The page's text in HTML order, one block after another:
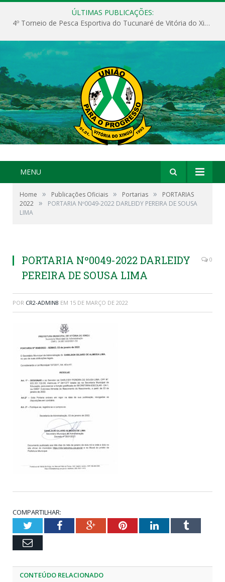
ÚLTIMAS PUBLICAÇÕES:
4º Torneio de Pesca Esportiva do Tucunaré de Vitória do Xingu
MENU
Home » Publicações Oficiais » Portarias »
PORTARIAS
2022 »
PORTARIA Nº0049-2022 DARLEIDY PEREIRA DE SOUSA
LIMA
PORTARIA Nº0049-2022 DARLEIDY
PEREIRA DE SOUSA LIMA
0
POR CR2-ADMIN8 EM 15 DE MARÇO DE 2022
COMPARTILHAR:
TwitterFacebookGoogle+PinterestLinkedInTumblr
Email
CONTEÚDO RELACIONADO